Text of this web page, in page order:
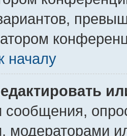
началу
сообщения,
модераторами